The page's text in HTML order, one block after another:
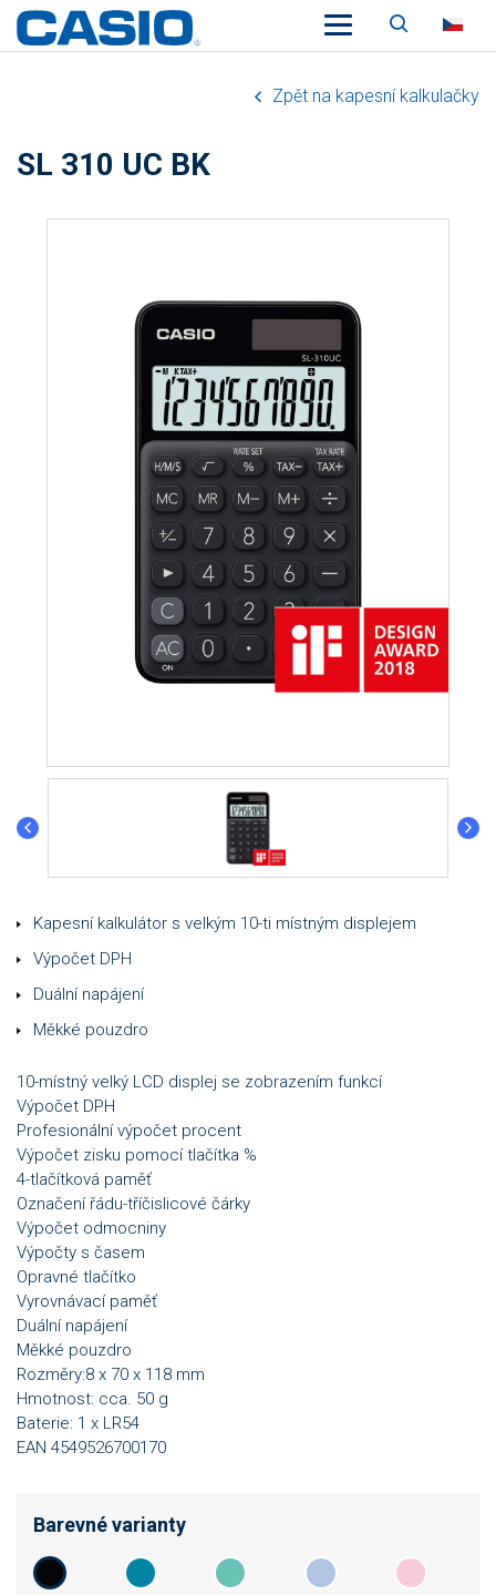
Zpět na kapesní kalkulačky
SL 310 UC BK
Kapesní kalkulátor s velkým 10-ti místným displejem
Výpočet DPH
Duální napájení
Měkké pouzdro
10-místný velký LCD displej se zobrazením funkcí
Výpočet DPH
Profesionální výpočet procent
Výpočet zisku pomocí tlačítka %
4-tlačítková paměť
Označení řádu-tříčislicové čárky
Výpočet odmocniny
Výpočty s časem
Opravné tlačítko
Vyrovnávací paměť
Duální napájení
Měkké pouzdro
Rozměry:8 x 70 x 118 mm
Hmotnost: cca. 50 g
Baterie: 1 x LR54
EAN 4549526700170
Barevné varianty